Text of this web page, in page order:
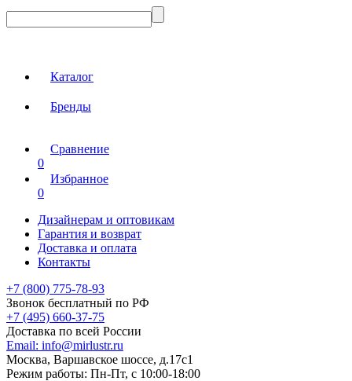
Каталог
Бренды
Сравнение
0
Избранное
0
Дизайнерам и оптовикам
Гарантия и возврат
Доставка и оплата
Контакты
+7 (800) 775-78-93
Звонок бесплатный по РФ
+7 (495) 660-37-75
Доставка по всей России
Email: info@mirlustr.ru
Москва, Варшавское шоссе, д.17c1
Режим работы: Пн-Пт, с 10:00-18:00